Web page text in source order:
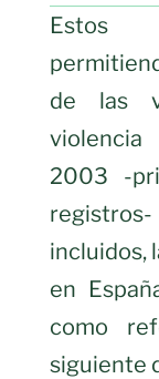
Estos
de las
2003 -
incluidos,
en
como
siguiente